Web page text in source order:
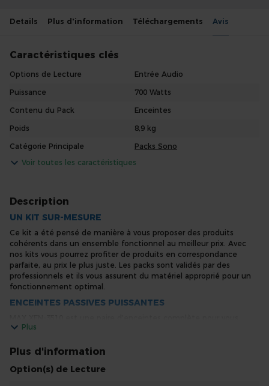
Details Plus d'information Téléchargements Avis
Description
UN KIT SUR-MESURE
Ce kit a été pensé de manière à vous proposer des produits
cohérents dans un ensemble fonctionnel au meilleur prix. Avec
nos kits vous pourrez profiter de produits en correspondance
parfaite, au prix le plus juste. Les packs sont validés par des
professionnels et ils vous assurent du matériel approprié pour un
fonctionnement optimal.
ENCEINTES PASSIVES PUISSANTES
accompagner lors de vos événements. Avec un woofer puissant
avez besoin de puissance lors de vos soirées ? La paire d’enceintes
une écoute de qualité, même à volume élevé. Son rapport
Plus
Plus d'information
Option(s) de Lecture
Caractéristiques clés
Options de Lecture
Entrée Audio
Puissance
700 Watts
Contenu du Pack
Enceintes
Poids
8,9 kg
Catégorie Principale
Packs Sono
Voir toutes les caractéristiques